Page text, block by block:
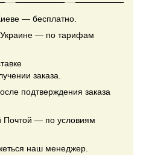
— бесплатно.
Украине — по тарифам
заказа.
подтверждения заказа
— по условиям
наш менеджер.